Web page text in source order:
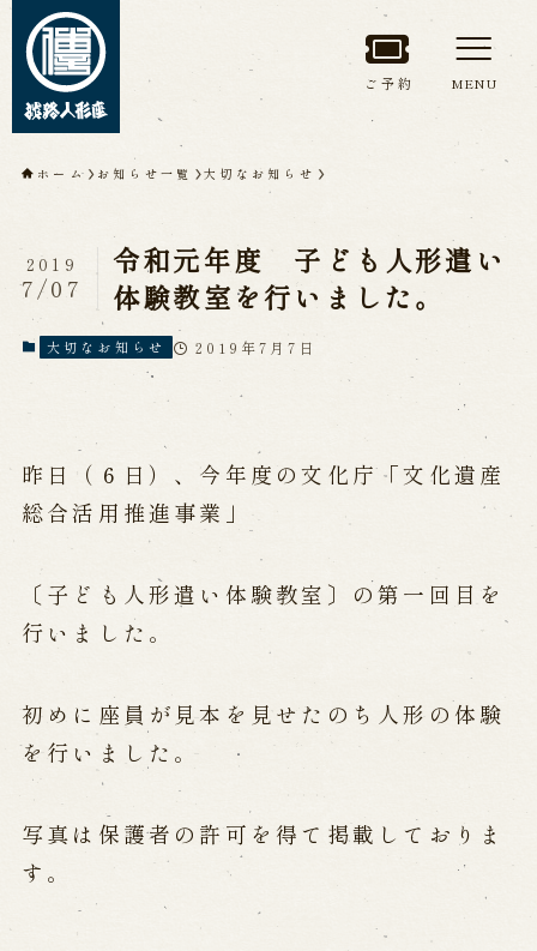
トップページ
淡路人形座について
淡路人形座とは
座員紹介
人間国宝 故鶴澤友路師匠
淡路人形座の成り立ち
淡路人形座で研修した人々
淡路人形浄瑠璃を受け継いで
公演情報
公演カレンダー
開催中の公演
出張公演
学校公演
海外旅行客向け特別公演「くにうみ」
歴史
淡路島と国生み神話
ご予約 MENU
ホーム お知らせ一覧 大切なお知らせ
令和元年度 子ども人形遣い
体験教室を行いました。
2019
7/07
大切なお知らせ 2019年7月7日
昨日（６日）、今年度の文化庁「文化遺産
総合活用推進事業」
〔子ども人形遣い体験教室〕の第一回目を
行いました。
初めに座員が見本を見せたのち人形の体験
を行いました。
写真は保護者の許可を得て掲載しておりま
す。